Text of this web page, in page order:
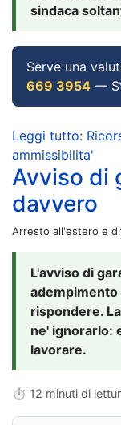
sindaca
Serve una
669 3954 —
Leggi tutto:
ammissibilita'
Avviso di
davvero
Arresto all'estero e
L'avviso di
rispondere.
ne' ignorarlo:
lavorare.
⏱ 12 minuti di